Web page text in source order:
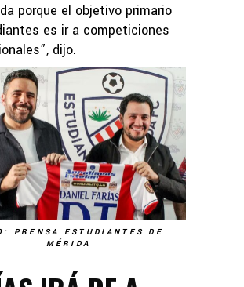
porque el objetivo primario
es ir a competiciones
dijo.
PRENSA ESTUDIANTES DE
MÉRIDA